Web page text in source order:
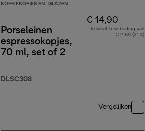
KOFFIEKOPJES EN -GLAZEN
Porseleinen
espressokopjes,
70 ml, set of 2
DLSC308
€ 14,90
Inclusief btw-bedrag van
€ 2,59 (21%)
Vergelijken